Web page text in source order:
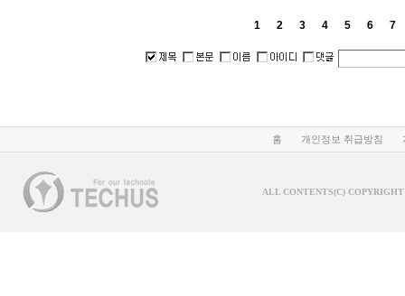
1 2 3 4 5 6 7
홈 개인정보 취급방침
ALL CONTENTS(C)